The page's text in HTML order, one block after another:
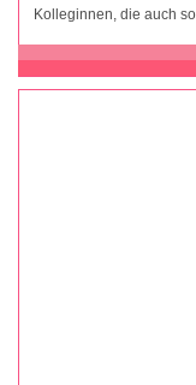
Kolleginnen, die auch